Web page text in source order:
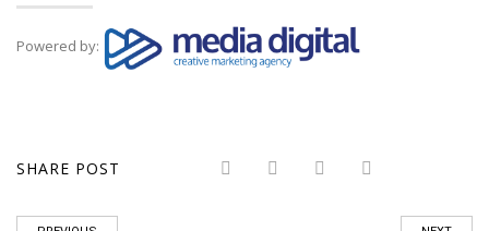
Powered by:
SHARE POST